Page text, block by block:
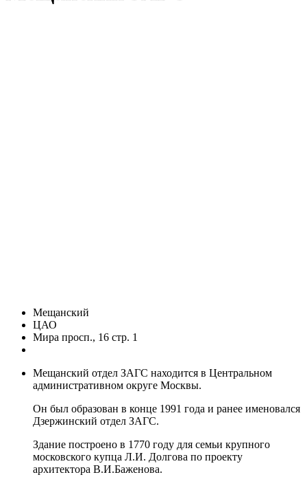
Мещанский
ЦАО
Мира просп., 16 стр. 1
Мещанский отдел ЗАГС находится в Центральном
административном округе Москвы.
Он был образован в конце 1991 года и ранее именовался
Дзержинский отдел ЗАГС.
Здание построено в 1770 году для семьи крупного
московского купца Л.И. Долгова по проекту
архитектора В.И.Баженова.